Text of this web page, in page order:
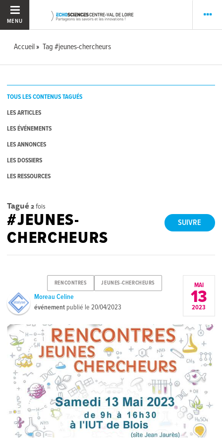
MENU
Accueil Tag #jeunes-chercheurs
TOUS LES CONTENUS TAGUÉS
LES ARTICLES
LES ÉVÉNEMENTS
LES ANNONCES
LES DOSSIERS
LES RESSOURCES
Tagué 2fois
SUIVRE
#JEUNES-
CHERCHEURS
RENCONTRES JEUNES-CHERCHEURS
Moreau Celine
événement publié le20/04/2023
MAI
13
2023